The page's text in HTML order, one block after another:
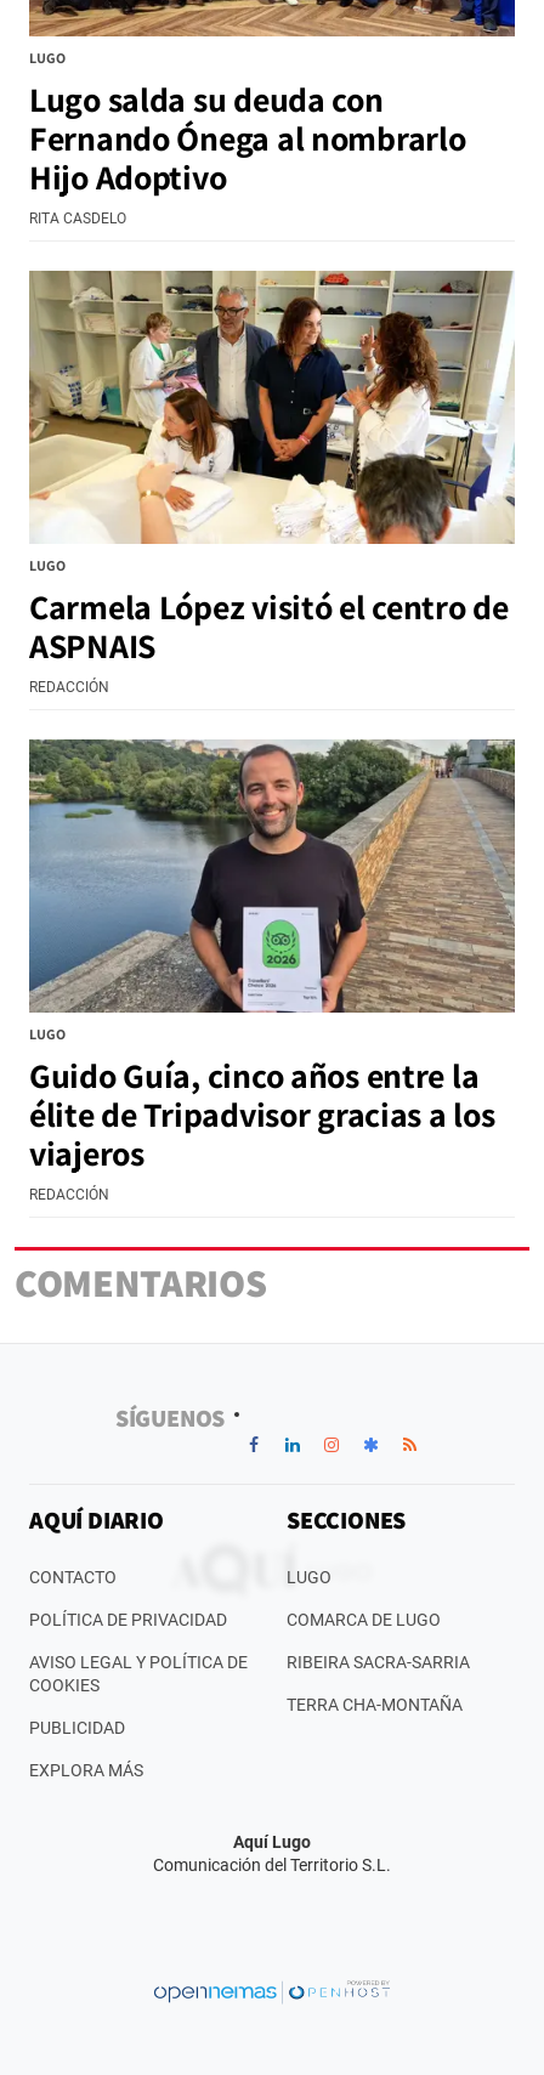
LUGO
Lugo salda su deuda con
Fernando Ónega al nombrarlo
Hijo Adoptivo
RITA CASDELO
LUGO
Carmela López visitó el centro de
ASPNAIS
REDACCIÓN
LUGO
Guido Guía, cinco años entre la
élite de Tripadvisor gracias a los
viajeros
REDACCIÓN
COMENTARIOS
SÍGUENOS
AQUÍ DIARIO
CONTACTO
POLÍTICA DE PRIVACIDAD
AVISO LEGAL Y POLÍTICA DE
COOKIES
PUBLICIDAD
EXPLORA MÁS
SECCIONES
LUGO
COMARCA DE LUGO
RIBEIRA SACRA-SARRIA
TERRA CHA-MONTAÑA
Aquí Lugo
Comunicación del Territorio S.L.